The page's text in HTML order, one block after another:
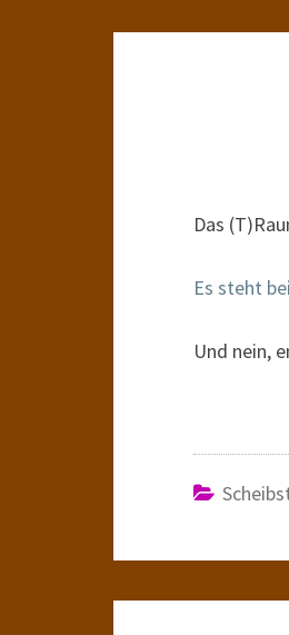
Das
Es steht
Und nein,